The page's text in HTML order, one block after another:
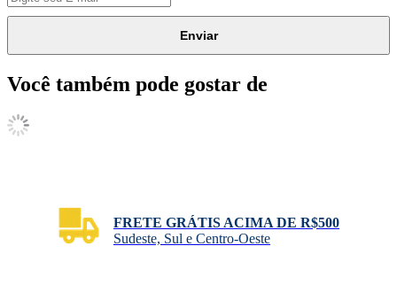
Enviar
Você também pode gostar de
FRETE GRÁTIS ACIMA DE R$500
Sudeste, Sul e Centro-Oeste